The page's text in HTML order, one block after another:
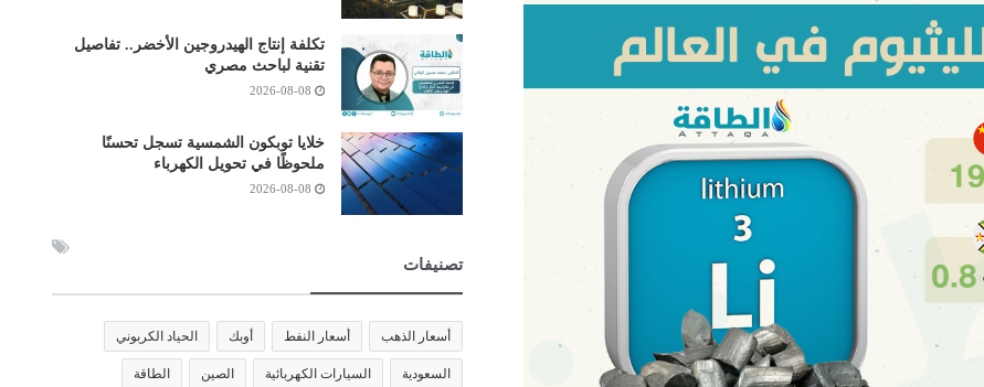
تكلفة إنتاج الهيدروجين الأخضر.. تفاصيل
تقنية لباحث مصري
2026-08-08
خلايا توبكون الشمسية تسجل تحسنًا
ملحوظًا في تحويل الكهرباء
2026-08-08
تصنيفات
أسعار الذهب أسعار النفط أوبك الحياد الكربوني
السعودية السيارات الكهربائية الصين الطاقة